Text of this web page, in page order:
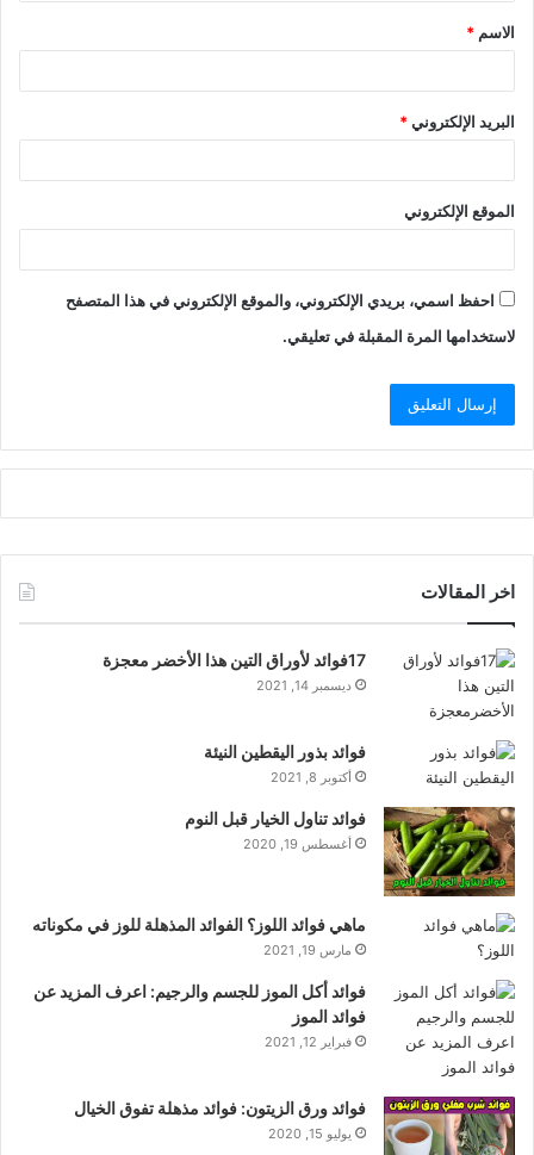
*
الاسم *
البريد الإلكتروني*
الموقع الإلكتروني
احفظ اسمي، بريدي الإلكتروني، والموقع الإلكتروني في هذا المتصفح
لاستخدامها المرة المقبلة في تعليقي.
اخر المقالات
17فوائد لأوراق التين هذا الأخضر معجزة
ديسمبر 14, 2021
فوائد بذور اليقطين النيئة
أكتوبر 8, 2021
فوائد تناول الخيار قبل النوم
أغسطس 19, 2020
ماهي فوائد اللوز؟ الفوائد المذهلة للوز في مكوناته
مارس 19, 2021
فوائد أكل الموز للجسم والرجيم: اعرف المزيد عن
فوائد الموز
فبراير 12, 2021
فوائد ورق الزيتون: فوائد مذهلة تفوق الخيال
يوليو 15, 2020